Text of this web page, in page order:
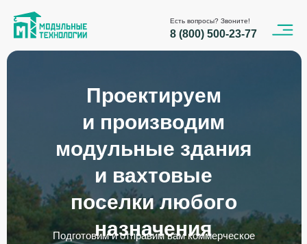
Есть вопросы? Звоните!
8 (800) 500-23-77
Проектируем
и производим
модульные здания
и вахтовые
поселки любого
назначения
Подготовим и отправим вам коммерческое